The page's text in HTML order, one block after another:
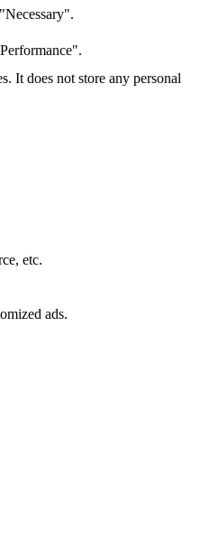
It does not store any personal
etc.
ads.